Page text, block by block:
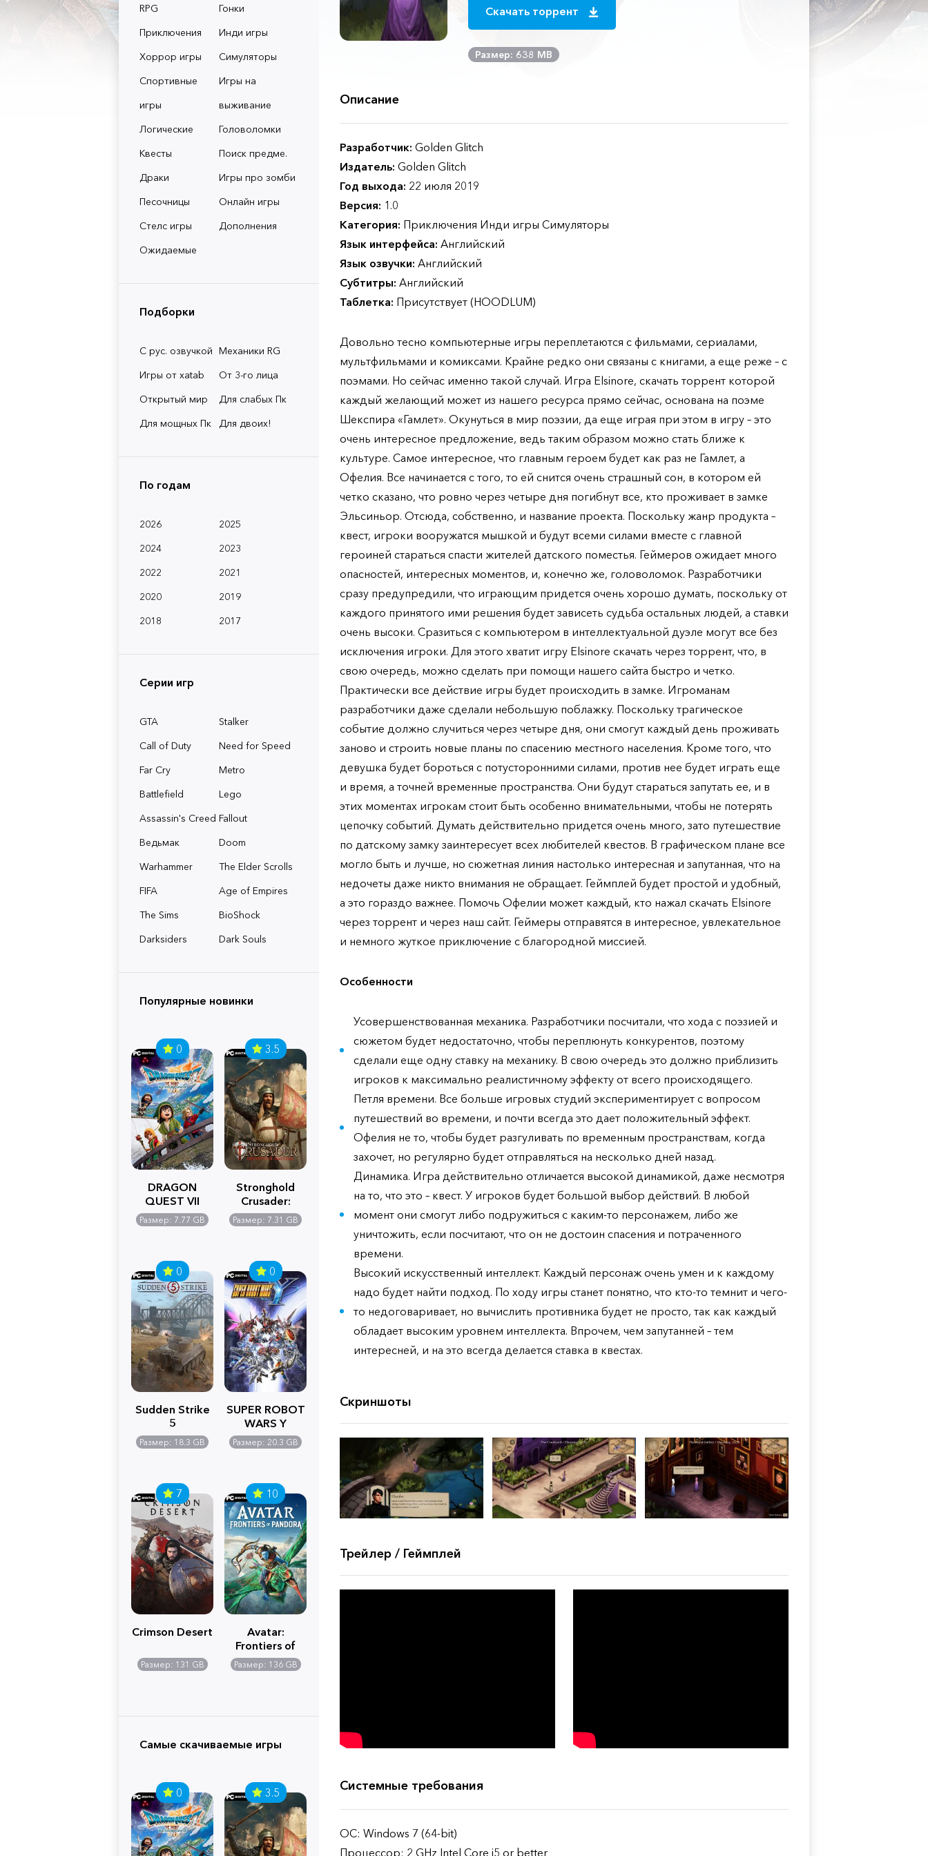
RPG
Гонки
Приключения
Инди игры
Хоррор игры
Симуляторы
Спортивные
игры
Игры на
выживание
Логические
Головоломки
Квесты
Поиск предме.
Драки
Игры про зомби
Песочницы
Онлайн игры
Стелс игры
Дополнения
Ожидаемые
Подборки
С рус. озвучкой Механики RG
Игры от xatab
От 3-го лица
Открытый мир
Для слабых Пк
Для мощных Пк
Для двоих!
По годам
2026
2025
2024
2023
2022
2021
2020
2019
2018
2017
Серии игр
GTA
Stalker
Call of Duty
Need for Speed
Far Cry
Metro
Battlefield
Lego
Assassin's Creed Fallout
Ведьмак
Doom
Warhammer
The Elder Scrolls
FIFA
Age of Empires
The Sims
BioShock
Darksiders
Dark Souls
Популярные новинки
0
DRAGON
QUEST VII
Reimagined
Размер: 7.77 GB
3.5
Stronghold
Crusader:
Definitive
Edition
Размер: 7.31 GB
0
Sudden Strike
5
Размер: 18.3 GB
0
SUPER ROBOT
WARS Y
Размер: 20.3 GB
7
Crimson Desert
Размер: 131 GB
10
Avatar:
Frontiers of
Pandora
Размер: 136 GB
Самые скачиваемые игры
0 3.5
Скачать торрент
Размер: 638 MB
Описание
Разработчик: Golden Glitch
Издатель: Golden Glitch
Год выхода: 22 июля 2019
Версия: 1.0
Категория: Приключения Инди игры Симуляторы
Язык интерфейса: Английский
Язык озвучки: Английский
Субтитры: Английский
Таблетка: Присутствует (HOODLUM)
Довольно тесно компьютерные игры переплетаются с фильмами, сериалами,
мультфильмами и комиксами. Крайне редко они связаны с книгами, а еще реже – с
поэмами. Но сейчас именно такой случай. Игра Elsinore, скачать торрент которой
каждый желающий может из нашего ресурса прямо сейчас, основана на поэме
Шекспира «Гамлет». Окунуться в мир поэзии, да еще играя при этом в игру – это
очень интересное предложение, ведь таким образом можно стать ближе к
культуре. Самое интересное, что главным героем будет как раз не Гамлет, а
Офелия. Все начинается с того, то ей снится очень страшный сон, в котором ей
четко сказано, что ровно через четыре дня погибнут все, кто проживает в замке
Эльсиньор. Отсюда, собственно, и название проекта. Поскольку жанр продукта –
квест, игроки вооружатся мышкой и будут всеми силами вместе с главной
героиней стараться спасти жителей датского поместья. Геймеров ожидает много
опасностей, интересных моментов, и, конечно же, головоломок. Разработчики
сразу предупредили, что играющим придется очень хорошо думать, поскольку от
каждого принятого ими решения будет зависеть судьба остальных людей, а ставки
очень высоки. Сразиться с компьютером в интеллектуальной дуэле могут все без
исключения игроки. Для этого хватит игру Elsinore скачать через торрент, что, в
свою очередь, можно сделать при помощи нашего сайта быстро и четко.
Практически все действие игры будет происходить в замке. Игроманам
разработчики даже сделали небольшую поблажку. Поскольку трагическое
событие должно случиться через четыре дня, они смогут каждый день проживать
заново и строить новые планы по спасению местного населения. Кроме того, что
девушка будет бороться с потусторонними силами, против нее будет играть еще
и время, а точней временные пространства. Они будут стараться запутать ее, и в
этих моментах игрокам стоит быть особенно внимательными, чтобы не потерять
цепочку событий. Думать действительно придется очень много, зато путешествие
по датскому замку заинтересует всех любителей квестов. В графическом плане все
могло быть и лучше, но сюжетная линия настолько интересная и запутанная, что на
недочеты даже никто внимания не обращает. Геймплей будет простой и удобный,
а это гораздо важнее. Помочь Офелии может каждый, кто нажал скачать Elsinore
через торрент и через наш сайт. Геймеры отправятся в интересное, увлекательное
и немного жуткое приключение с благородной миссией.
Особенности
Усовершенствованная механика. Разработчики посчитали, что хода с поэзией и
сюжетом будет недостаточно, чтобы переплюнуть конкурентов, поэтому
сделали еще одну ставку на механику. В свою очередь это должно приблизить
игроков к максимально реалистичному эффекту от всего происходящего.
Петля времени. Все больше игровых студий экспериментирует с вопросом
путешествий во времени, и почти всегда это дает положительный эффект.
Офелия не то, чтобы будет разгуливать по временным пространствам, когда
захочет, но регулярно будет отправляться на несколько дней назад.
Динамика. Игра действительно отличается высокой динамикой, даже несмотря
на то, что это – квест. У игроков будет большой выбор действий. В любой
момент они смогут либо подружиться с каким-то персонажем, либо же
уничтожить, если посчитают, что он не достоин спасения и потраченного
времени.
Высокий искусственный интеллект. Каждый персонаж очень умен и к каждому
надо будет найти подход. По ходу игры станет понятно, что кто-то темнит и чего-
то недоговаривает, но вычислить противника будет не просто, так как каждый
обладает высоким уровнем интеллекта. Впрочем, чем запутанней – тем
интересней, и на это всегда делается ставка в квестах.
Скриншоты
Трейлер / Геймплей
Системные требования
ОС: Windows 7 (64-bit)
Процессор: 2 GHz Intel Core i5 or better